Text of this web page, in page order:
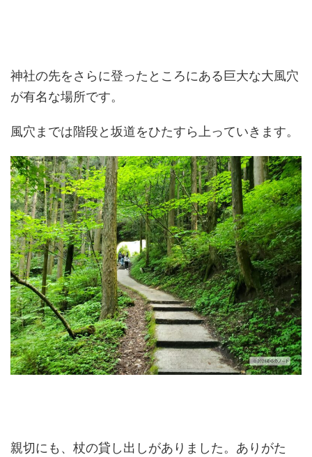
神社の先をさらに登ったところにある巨大な大風穴
が有名な場所です。
風穴までは階段と坂道をひたすら上っていきます。
親切にも、杖の貸し出しがありました。ありがた